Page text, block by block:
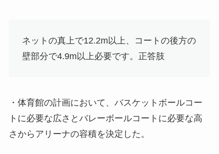
ネットの真上で12.2m以上、コートの後方の
壁部分で4.9m以上必要です。 正答肢
・体育館の計画において、バスケットボールコー
トに必要な広さとバレーボールコートに必要な高
さからアリーナの容積を決定した。